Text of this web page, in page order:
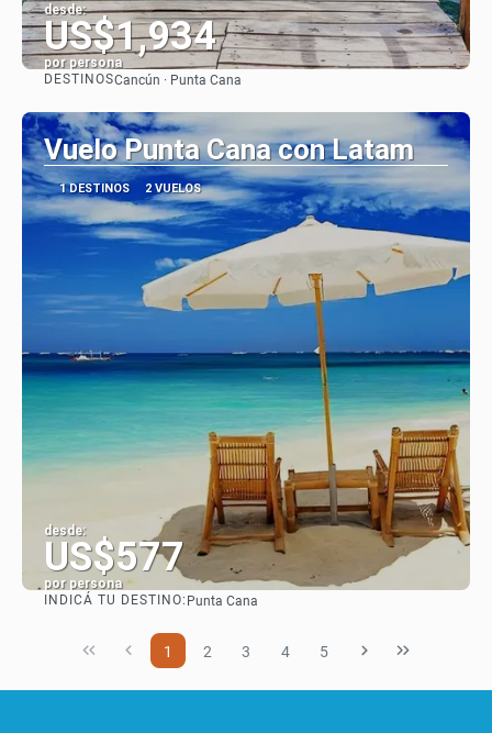
desde:
US$1,934
por persona
Ver
DESTINOSCancún · Punta Cana
Vuelo Punta Cana con Latam
1 DESTINOS 2 VUELOS
desde:
US$577
por persona
Ver
INDICÁ TU DESTINO: Punta Cana
1 2 3 4 5